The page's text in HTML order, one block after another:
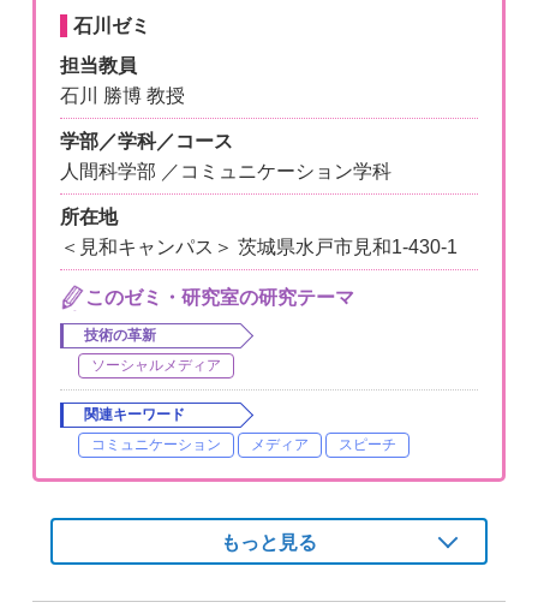
石川ゼミ
担当教員
石川 勝博 教授
学部／学科／コース
人間科学部 ／コミュニケーション学科
所在地
＜見和キャンパス＞ 茨城県水戸市見和1-430-1
このゼミ・研究室の研究テーマ
技術の革新
ソーシャルメディア
関連キーワード
コミュニケーション
メディア スピーチ
もっと見る